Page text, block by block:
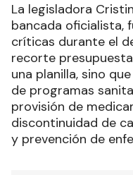
La legisladora
bancada oficialista,
críticas durante el
recorte
una planilla, sino
de programas
provisión de
discontinuidad de
y prevención de